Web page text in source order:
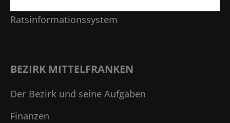
Ratsinformationssystem
BEZIRK MITTELFRANKEN
Der Bezirk und seine Aufgaben
Finanzen